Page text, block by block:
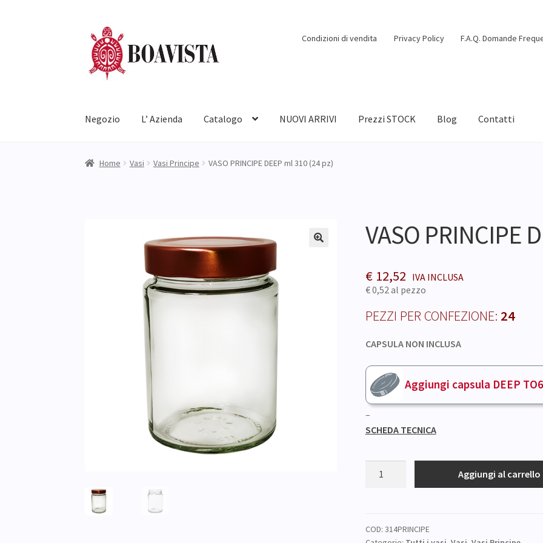
Vai
alla
navigazione
Vai
al
contenuto
Condizioni di vendita Privacy Policy F.A.Q. Domande
Negozio L’ Azienda Catalogo NUOVI ARRIVI Prezzi STOCK Blog Contatti
Home Vasi Vasi Principe VASO PRINCIPE DEEP ml 310 (24 pz)
VASO PRINCIPE
€12,52
€ 0,52al pezzo
PEZZI PER CONFEZIONE: 24
CAPSULA NON INCLUSA
Aggiungi capsula DEEP
–
SCHEDA TECNICA
310
Aggiungi al carrello
COD: 314PRINCIPE